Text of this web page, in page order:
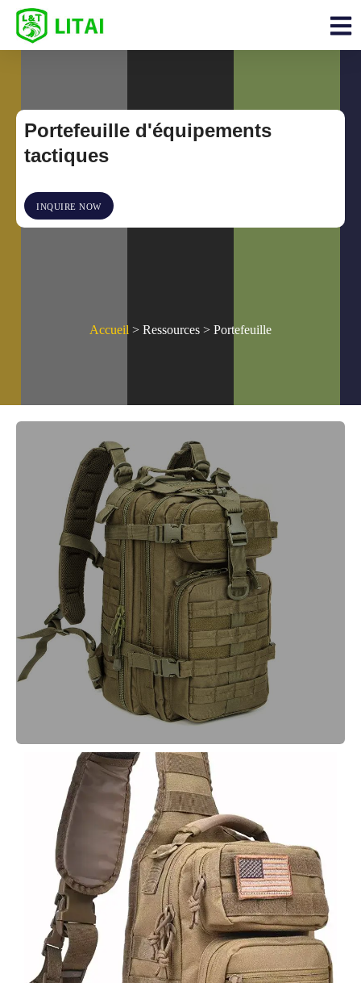
Portefeuille d'équipements
tactiques
INQUIRE NOW
Accueil > Ressources > Portefeuille